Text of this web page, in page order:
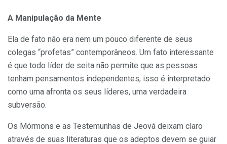
A Manipulação da Mente
Ela de fato não era nem um pouco diferente de seus
colegas “profetas” contemporâneos. Um fato interessante
é que todo líder de seita não permite que as pessoas
tenham pensamentos independentes, isso é interpretado
como uma afronta os seus líderes, uma verdadeira
subversão.
Os Mórmons e as Testemunhas de Jeová deixam claro
através de suas literaturas que os adeptos devem se guiar